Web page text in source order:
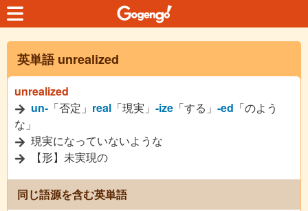
英単語 unrealized
unrealized
un- 「否定」 real 「現実」 -ize 「する」 -ed 「のよう
な」
現実になっていないような
【形】未実現の
同じ語源を含む英単語